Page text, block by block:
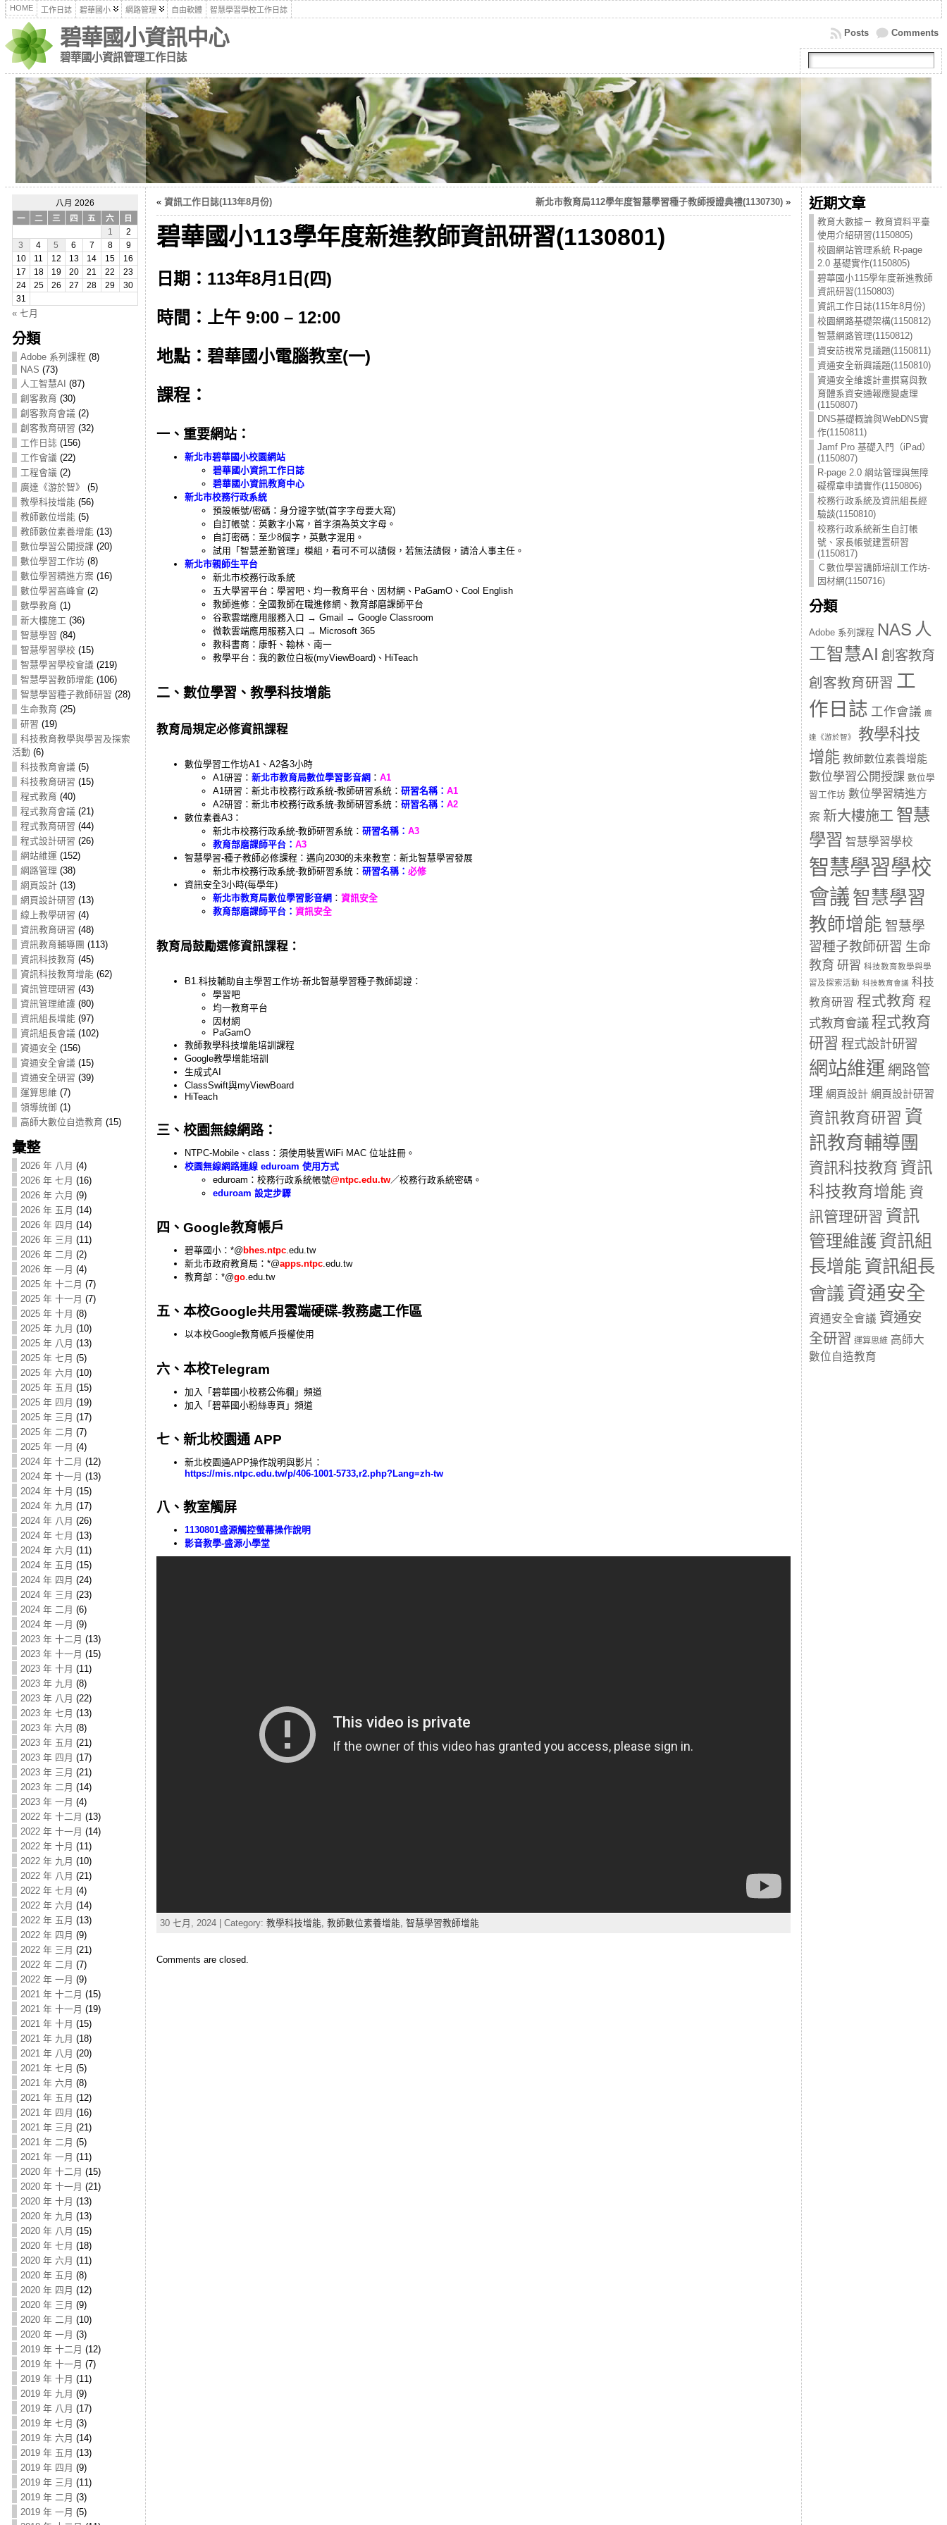
HOME 工作日誌 碧華國小 網路管理 自由軟體 智慧學習學校工作日誌
碧華國小資訊中心
碧華國小資訊管理工作日誌
Comments
Posts
八月 2026
一
二 三 四 五 六
日
1
2
3
4 5 6 7 8
9
10
11 12 13 14 15
16
17
18 19 20 21 22
23
24
25 26 27 28 29
30
31
« 七月
分類
Adobe 系列課程 (8)
NAS (73)
人工智慧AI (87)
創客教育 (30)
創客教育會議 (2)
創客教育研習 (32)
工作日誌 (156)
工作會議 (22)
工程會議 (2)
廣達《游於智》
(5)
教學科技增能(56)
教師數位增能(5)
教師數位素養增能(13)
數位學習公開授課 (20)
數位學習工作坊(8)
數位學習精進方案 (16)
數位學習高峰會 (2)
數學教育 (1)
新大樓施工 (36)
智慧學習 (84)
智慧學習學校 (15)
智慧學習學校會議 (219)
智慧學習教師增能(106)
智慧學習種子教師研習 (28)
生命教育 (25)
研習 (19)
科技教育教學與學習及探索
活動 (6)
科技教育會議 (5)
科技教育研習 (15)
程式教育 (40)
程式教育會議 (21)
程式教育研習 (44)
程式設計研習 (26)
網站維運 (152)
網路管理 (38)
網頁設計(13)
網頁設計研習 (13)
線上教學研習 (4)
資訊教育研習 (48)
資訊教育輔導團 (113)
資訊科技教育 (45)
資訊科技教育增能(62)
資訊管理研習 (43)
資訊管理維護(80)
資訊組長增能(97)
資訊組長會議 (102)
資通安全 (156)
資通安全會議 (15)
資通安全研習 (39)
運算思維 (7)
領導統御 (1)
高師大數位自造教育 (15)
彙整
2026 年 八月 (4)
2026 年 七月 (16)
2026 年 六月 (9)
2026 年 五月 (14)
2026 年 四月 (14)
2026 年 三月 (11)
2026 年 二月 (2)
2026 年 一月 (4)
2025 年 十二月 (7)
2025 年 十一月 (7)
2025 年 十月 (8)
2025 年 九月 (10)
2025 年 八月 (13)
2025 年 七月 (5)
2025 年 六月 (10)
2025 年 五月 (15)
2025 年 四月 (19)
2025 年 三月 (17)
2025 年 二月 (7)
2025 年 一月 (4)
2024 年 十二月 (12)
2024 年 十一月 (13)
2024 年 十月 (15)
2024 年 九月 (17)
2024 年 八月 (26)
2024 年 七月 (13)
2024 年 六月 (11)
2024 年 五月 (15)
2024 年 四月 (24)
2024 年 三月 (23)
2024 年 二月 (6)
2024 年 一月 (9)
2023 年 十二月 (13)
2023 年 十一月 (15)
2023 年 十月 (11)
2023 年 九月 (8)
2023 年 八月 (22)
2023 年 七月 (13)
2023 年 六月 (8)
2023 年 五月 (21)
2023 年 四月 (17)
2023 年 三月 (21)
2023 年 二月 (14)
2023 年 一月 (4)
2022 年 十二月 (13)
2022 年 十一月 (14)
2022 年 十月 (11)
2022 年 九月 (10)
2022 年 八月 (21)
2022 年 七月 (4)
2022 年 六月 (14)
2022 年 五月 (13)
2022 年 四月 (9)
2022 年 三月 (21)
2022 年 二月 (7)
2022 年 一月 (9)
2021 年 十二月 (15)
2021 年 十一月 (19)
2021 年 十月 (15)
2021 年 九月 (18)
2021 年 八月 (20)
2021 年 七月 (5)
2021 年 六月 (8)
2021 年 五月 (12)
2021 年 四月 (16)
2021 年 三月 (21)
2021 年 二月 (5)
2021 年 一月 (11)
2020 年 十二月 (15)
2020 年 十一月 (21)
2020 年 十月 (13)
2020 年 九月 (13)
2020 年 八月 (15)
2020 年 七月 (18)
2020 年 六月 (11)
2020 年 五月 (8)
2020 年 四月 (12)
2020 年 三月 (9)
2020 年 二月 (10)
2020 年 一月 (3)
2019 年 十二月 (12)
2019 年 十一月 (7)
2019 年 十月 (11)
2019 年 九月 (9)
2019 年 八月 (17)
2019 年 七月 (3)
2019 年 六月 (14)
2019 年 五月 (13)
2019 年 四月 (9)
2019 年 三月 (11)
2019 年 二月 (3)
2019 年 一月 (5)
« 資訊工作日誌(113年8月份) 新北市教育局112學年度智慧學習種子教師授證典禮(1130730)»
碧華國小113學年度新進教師資訊研習(1130801)
日期：113年8月1日(四)
時間：上午 9:00 – 12:00
地點：碧華國小電腦教室(一)
課程：
一、重要網站：
新北市碧華國小校園網站
碧華國小資訊工作日誌
碧華國小資訊教育中心
新北市校務行政系統
預設帳號/密碼：身分證字號(首字字母要大寫)
自訂帳號：英數字小寫，首字須為英文字母。
自訂密碼：至少8個字，英數字混用。
試用「智慧差勤管理」模組，看可不可以請假，若無法請假，請洽人事主任。
新北市親師生平台
新北市校務行政系統
五大學習平台：學習吧、均一教育平台、因材網、PaGamO、Cool English
教師進修：全國教師在職進修網、教育部磨課師平台
谷歌雲端應用服務入口 → Gmail → Google Classroom
微軟雲端應用服務入口 → Microsoft 365
教科書商：康軒、翰林、南一
教學平台：我的數位白板(myViewBoard)、HiTeach
二、數位學習、教學科技增能
教育局規定必修資訊課程
數位學習工作坊A1、A2各3小時
A1研習： 新北市教育局數位學習影音網 ： A1
A1研習：新北市校務行政系統-教師研習系統： 研習名稱： A1
A2研習：新北市校務行政系統-教師研習系統： 研習名稱： A2
數位素養A3：
新北市校務行政系統-教師研習系統： 研習名稱： A3
教育部磨課師平台： A3
智慧學習-種子教師必修課程：邁向2030的未來教室：新北智慧學習發展
新北市校務行政系統-教師研習系統： 研習名稱： 必修
資訊安全3小時(每學年)
新北市教育局數位學習影音網 ： 資訊安全
教育部磨課師平台： 資訊安全
教育局鼓勵選修資訊課程：
B1.科技輔助自主學習工作坊-新北智慧學習種子教師認證：
學習吧
均一教育平台
因材網
PaGamO
教師教學科技增能培訓課程
Google教學增能培訓
生成式AI
ClassSwift與myViewBoard
HiTeach
三、校園無線網路：
NTPC-Mobile、class：須使用裝置WiFi MAC 位址註冊。
校園無線網路連線 eduroam 使用方式
eduroam：校務行政系統帳號@ntpc.edu.tw／校務行政系統密碼。
eduroam 設定步驟
四、Google教育帳戶
碧華國小：*@ bhes.ntpc.edu.tw
新北市政府教育局：*@apps.ntpc.edu.tw
教育部：*@go.edu.tw
五、本校Google共用雲端硬碟-教務處工作區
以本校Google教育帳戶授權使用
六、本校Telegram
加入「碧華國小校務公佈欄」頻道
加入「碧華國小粉絲專頁」頻道
七、新北校園通 APP
新北校園通APP操作說明與影片：
https://mis.ntpc.edu.tw/p/406-1001-5733,r2.php?Lang=zh-tw
八、教室觸屏
1130801盛源觸控螢幕操作說明
影⾳教學-盛源⼩學堂
30 七月, 2024 | Category: 教學科技增能, 教師數位素養增能, 智慧學習教師增能
Comments are closed.
近期文章
教育大數據－ 教育資料平臺
使用介紹研習(1150805)
校園網站管理系統 R-page
2.0 基礎實作(1150805)
碧華國小115學年度新進教師
資訊研習(1150803)
資訊工作日誌(115年8月份)
校園網路基礎架構(1150812)
智慧網路管理(1150812)
資安訪視常見議題(1150811)
資通安全新興議題(1150810)
資通安全維護計畫撰寫與教
育體系資安通報應變處理
(1150807)
DNS基礎概論與WebDNS實
作(1150811)
Jamf Pro 基礎入門（iPad）
(1150807)
R-page 2.0 網站管理與無障
礙標章申請實作(1150806)
校務行政系統及資訊組長經
驗談(1150810)
校務行政系統新生自訂帳
號、家長帳號建置研習
(1150817)
Ｃ數位學習講師培訓工作坊-
因材網(1150716)
分類
Adobe 系列課程 NAS 人
工智慧AI 創客教育
創客教育研習 工
作日誌 工作會議 廣
達《游於智》
教學科技
增能 教師數位素養增能
數位學習公開授課 數位學
習工作坊 數位學習精進方
案 新大樓施工 智慧
學習 智慧學習學校
智慧學習學校
會議 智慧學習
教師增能 智慧學
習種子教師研習 生命
教育 研習 科技教育教學與學
習及探索活動 科技教育會議 科技
教育研習 程式教育 程
式教育會議 程式教育
研習 程式設計研習
網站維運 網路管
理 網頁設計 網頁設計研習
資訊教育研習 資
訊教育輔導團
資訊科技教育 資訊
科技教育增能 資
訊管理研習 資訊
管理維護 資訊組
長增能資訊組長
會議資通安全
資通安全會議 資通安
全研習 運算思維 高師大
數位自造教育